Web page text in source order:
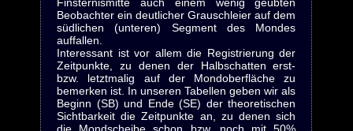
Beobachter ein deutlicher Grauschleier auf dem
südlichen (unteren) Segment des Mondes
auffallen.
Interessant ist vor allem die Registrierung der
Zeitpunkte, zu denen der Halbschatten erst-
bzw. letztmalig auf der Mondoberfläche zu
bemerken ist. In unseren Tabellen geben wir als
Beginn (SB) und Ende (SE) der theoretischen
Sichtbarkeit die Zeitpunkte an, zu denen sich
die Mondscheibe schon bzw. noch mit 50%